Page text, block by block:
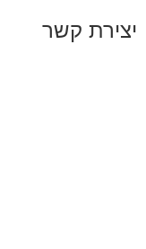
יצירת קשר